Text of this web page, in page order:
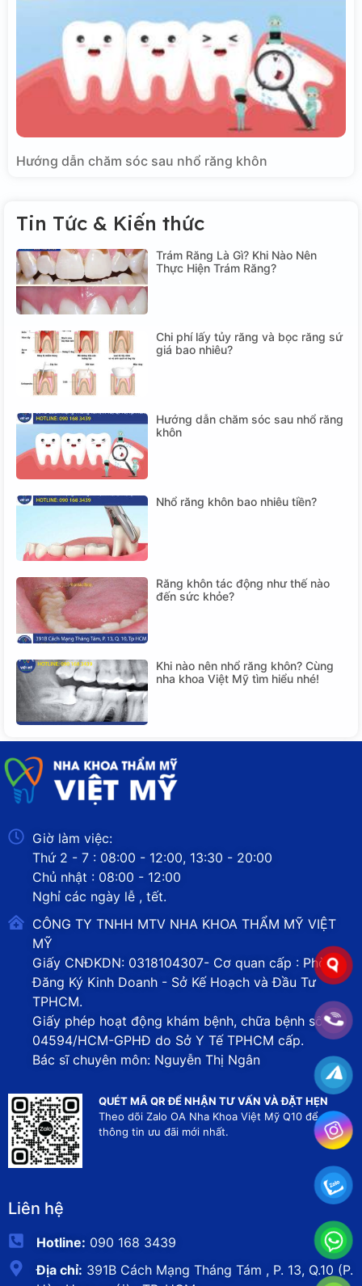
Hướng dẫn chăm sóc sau nhổ răng khôn
Tin Tức & Kiến thức
Trám Răng Là Gì? Khi Nào Nên
Thực Hiện Trám Răng?
Chi phí lấy tủy răng và bọc răng sứ
giá bao nhiêu?
Hướng dẫn chăm sóc sau nhổ răng
khôn
Nhổ răng khôn bao nhiêu tiền?
Răng khôn tác động như thế nào
đến sức khỏe?
Khi nào nên nhổ răng khôn? Cùng
nha khoa Việt Mỹ tìm hiểu nhé!
Giờ làm việc:
Thứ 2 - 7 : 08:00 - 12:00, 13:30 - 20:00
Chủ nhật : 08:00 - 12:00
Nghỉ các ngày lễ , tết.
CÔNG TY TNHH MTV NHA KHOA THẨM MỸ VIỆT
MỸ
Giấy CNĐKDN: 0318104307- Cơ quan cấp : Phòng
Đăng Ký Kinh Doanh - Sở Kế Hoạch và Đầu Tư
TPHCM.
Giấy phép hoạt động khám bệnh, chữa bệnh số
04594/HCM-GPHĐ do Sở Y Tế TPHCM cấp.
Bác sĩ chuyên môn: Nguyễn Thị Ngân
QUÉT MÃ QR ĐỂ NHẬN TƯ VẤN VÀ ĐẶT HẸN
Theo dõi Zalo OA Nha Khoa Việt Mỹ Q10 để nhận
thông tin ưu đãi mới nhất.
Liên hệ
Hotline: 090 168 3439
Địa chỉ: 391B Cách Mạng Tháng Tám , P. 13, Q.10 (P.